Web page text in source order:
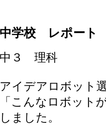
中学校 レポート
中３ 理科
アイデアロボット
「こんなロボット
しました。